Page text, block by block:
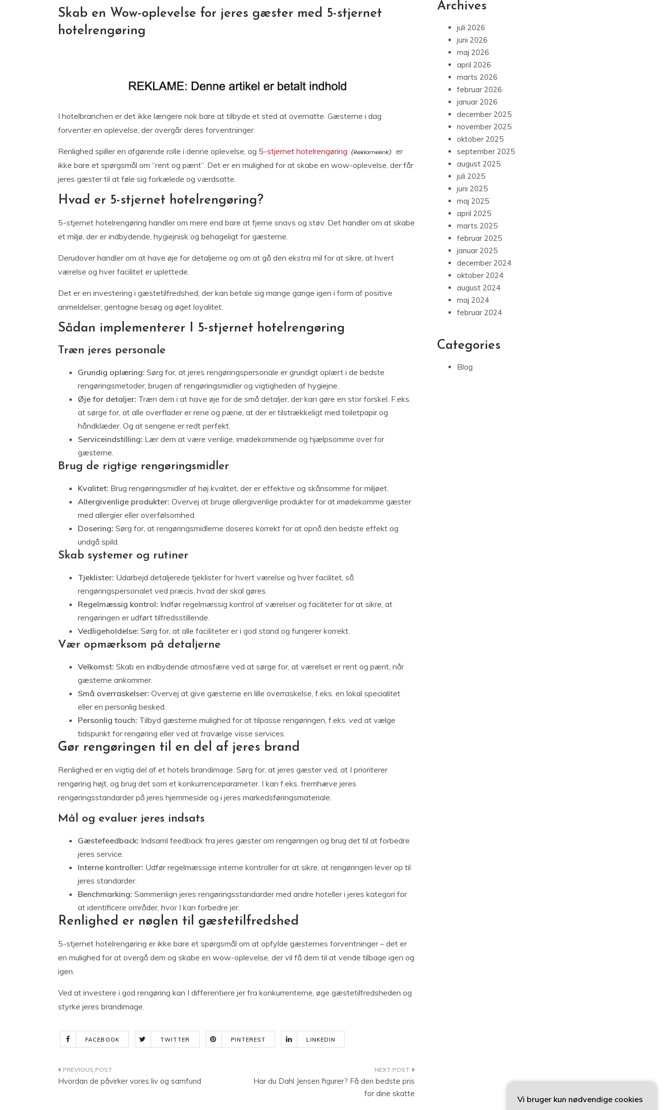
Skab en Wow-oplevelse for jeres gæster med 5-stjernet
hotelrengøring
I hotelbranchen er det ikke længere nok bare at tilbyde et sted at overnatte. Gæsterne i dag
forventer en oplevelse, der overgår deres forventninger.
Renlighed spiller en afgørende rolle i denne oplevelse, og 5-stjernet hotelrengøring
er
ikke bare et spørgsmål om “rent og pænt”. Det er en mulighed for at skabe en wow-oplevelse, der får
jeres gæster til at føle sig forkælede og værdsatte.
Hvad er 5-stjernet hotelrengøring?
5-stjernet hotelrengøring handler om mere end bare at fjerne snavs og støv. Det handler om at skabe
et miljø, der er indbydende, hygiejnisk og behageligt for gæsterne.
Derudover handler om at have øje for detaljerne og om at gå den ekstra mil for at sikre, at hvert
værelse og hver facilitet er uplettede.
Det er en investering i gæstetilfredshed, der kan betale sig mange gange igen i form af positive
anmeldelser, gentagne besøg og øget loyalitet.
Sådan implementerer I 5-stjernet hotelrengøring
Træn jeres personale
Grundig oplæring: Sørg for, at jeres rengøringspersonale er grundigt oplært i de bedste
rengøringsmetoder, brugen af rengøringsmidler og vigtigheden af hygiejne.
Øje for detaljer: Træn dem i at have øje for de små detaljer, der kan gøre en stor forskel. F.eks.
at sørge for, at alle overflader er rene og pæne, at der er tilstrækkeligt med toiletpapir og
håndklæder. Og at sengene er redt perfekt.
Serviceindstilling: Lær dem at være venlige, imødekommende og hjælpsomme over for
gæsterne.
Brug de rigtige rengøringsmidler
Kvalitet: Brug rengøringsmidler af høj kvalitet, der er effektive og skånsomme for miljøet.
Allergivenlige produkter: Overvej at bruge allergivenlige produkter for at imødekomme gæster
med allergier eller overfølsomhed.
Dosering: Sørg for, at rengøringsmidlerne doseres korrekt for at opnå den bedste effekt og
undgå spild.
Skab systemer og rutiner
Tjeklister: Udarbejd detaljerede tjeklister for hvert værelse og hver facilitet, så
rengøringspersonalet ved præcis, hvad der skal gøres.
Regelmæssig kontrol: Indfør regelmæssig kontrol af værelser og faciliteter for at sikre, at
rengøringen er udført tilfredsstillende.
Vedligeholdelse: Sørg for, at alle faciliteter er i god stand og fungerer korrekt.
Vær opmærksom på detaljerne
Velkomst: Skab en indbydende atmosfære ved at sørge for, at værelset er rent og pænt, når
gæsterne ankommer.
Små overraskelser: Overvej at give gæsterne en lille overraskelse, f.eks. en lokal specialitet
eller en personlig besked.
Personlig touch: Tilbyd gæsterne mulighed for at tilpasse rengøringen, f.eks. ved at vælge
tidspunkt for rengøring eller ved at fravælge visse services.
Gør rengøringen til en del af jeres brand
Renlighed er en vigtig del af et hotels brandimage. Sørg for, at jeres gæster ved, at I prioriterer
rengøring højt, og brug det som et konkurrenceparameter. I kan f.eks. fremhæve jeres
rengøringsstandarder på jeres hjemmeside og i jeres markedsføringsmateriale.
Mål og evaluer jeres indsats
Gæstefeedback: Indsaml feedback fra jeres gæster om rengøringen og brug det til at forbedre
jeres service.
Interne kontroller: Udfør regelmæssige interne kontroller for at sikre, at rengøringen lever op til
jeres standarder.
Benchmarking: Sammenlign jeres rengøringsstandarder med andre hoteller i jeres kategori for
at identificere områder, hvor I kan forbedre jer.
Renlighed er nøglen til gæstetilfredshed
5-stjernet hotelrengøring er ikke bare et spørgsmål om at opfylde gæsternes forventninger – det er
en mulighed for at overgå dem og skabe en wow-oplevelse, der vil få dem til at vende tilbage igen og
igen.
Ved at investere i god rengøring kan I differentiere jer fra konkurrenterne, øge gæstetilfredsheden og
styrke jeres brandimage.
FACEBOOK TWITTER PINTEREST LINKEDIN
Indlægsnavigation
Hvordan de påvirker vores liv og samfund
Har du Dahl Jensen figurer? Få den bedste pris
for dine skatte
Archives
juli 2026
juni 2026
maj 2026
april 2026
marts 2026
februar 2026
januar 2026
december 2025
november 2025
oktober 2025
september 2025
august 2025
juli 2025
juni 2025
maj 2025
april 2025
marts 2025
februar 2025
januar 2025
december 2024
oktober 2024
august 2024
maj 2024
februar 2024
Categories
Blog
Vi bruger kun nødvendige cookies